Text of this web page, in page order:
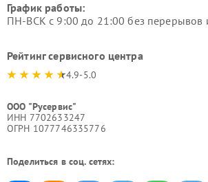
График работы:
ПН-ВСК с 9:00 до 21:00 без перерывов
Рейтинг сервисного центра
4.9-5.0
ООО "Русервис"
ИНН 7702633247
ОГРН 1077746335776
Поделиться в соц. сетях: